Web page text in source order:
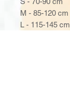
M - 85-120 cm
L - 115-145 cm